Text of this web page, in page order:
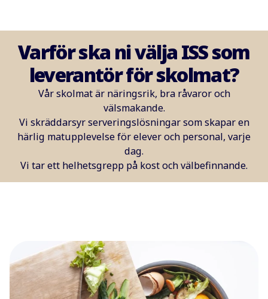
Varför ska ni välja ISS som
leverantör för skolmat?
Vår skolmat är näringsrik, bra råvaror och
välsmakande.
Vi skräddarsyr serveringslösningar som skapar en
härlig matupplevelse för elever och personal, varje
dag.
Vi tar ett helhetsgrepp på kost och välbefinnande.